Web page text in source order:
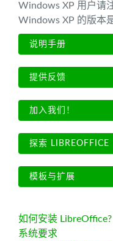
Windows XP 用户请
Windows XP 的版本
说明手册
提供反馈
加入我们！
探索 LIBREOFFICE
模板与扩展
如何安装 LibreOffice?
系统要求